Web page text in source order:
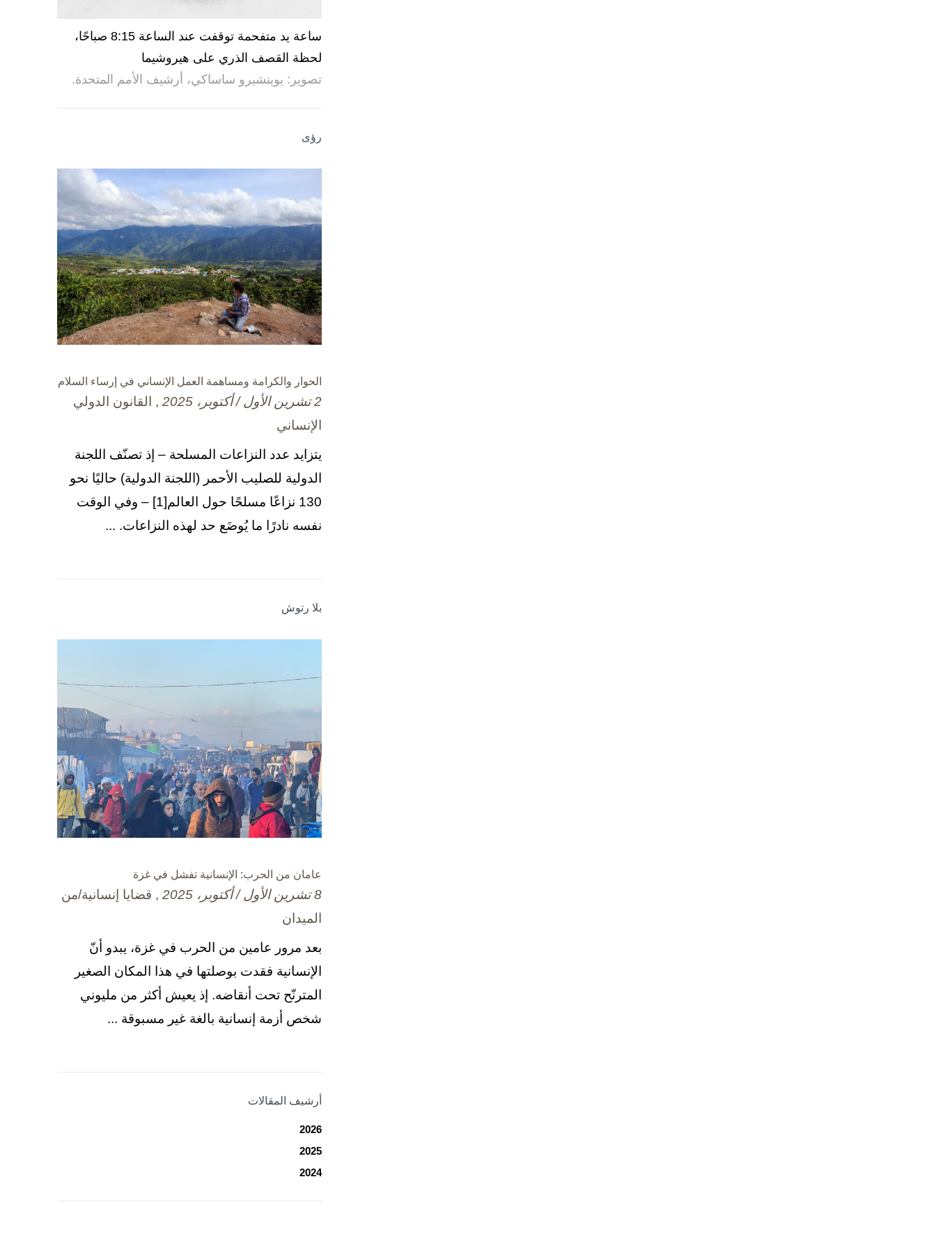
ساعة يد متفحمة توقفت عند الساعة 8:15 صباحًا،
لحظة القصف الذري على هيروشيما
تصوير: يويتشيرو ساساكي، أرشيف الأمم المتحدة.
رؤى
الحوار والكرامة ومساهمة العمل الإنساني في إرساء السلام
2 تشرين الأول / أكتوبر، 2025
, القانون الدولي
الإنساني
يتزايد عدد النزاعات المسلحة – إذ تصنّف اللجنة
الدولية للصليب الأحمر (اللجنة الدولية) حاليًا نحو
130 نزاعًا مسلحًا حول العالم[1] – وفي الوقت
نفسه نادرًا ما يُوضَع حد لهذه النزاعات. ...
بلا رتوش
عامان من الحرب: الإنسانية تفشل في غزة
8 تشرين الأول / أكتوبر، 2025
, قضايا إنسانية/من
الميدان
بعد مرور عامين من الحرب في غزة، يبدو أنّ
الإنسانية فقدت بوصلتها في هذا المكان الصغير
المترنّح تحت أنقاضه. إذ يعيش أكثر من مليوني
شخص أزمة إنسانية بالغة غير مسبوقة ...
أرشيف المقالات
2026
2025
2024